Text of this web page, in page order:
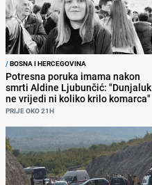
/BOSNA I HERCEGOVINA
Potresna poruka imama nakon
smrti Aldine Ljubunčić: "Dunjaluk
ne vrijedi ni koliko krilo komarca"
PRIJE OKO 21H